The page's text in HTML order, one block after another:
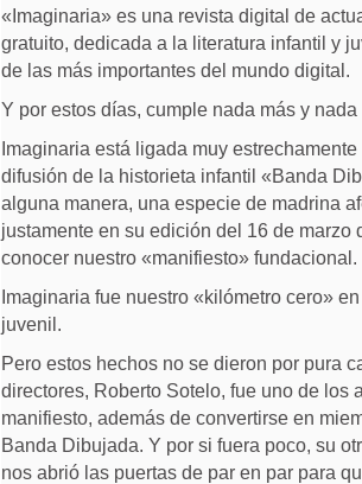
«Imaginaria» es una revista digital de
gratuito, dedicada a la literatura infantil y
de las más importantes del mundo digital.
Y por estos días, cumple nada más y nada
Imaginaria está ligada muy
difusión de la historieta infantil «Banda
alguna manera, una especie de madrina
justamente en su edición del 16 de marzo
conocer nuestro «manifiesto» fundacional.
Imaginaria fue nuestro «kilómetro cero»
juvenil.
Pero estos hechos no se dieron por pura
directores, Roberto Sotelo, fue uno de los
manifiesto, además de convertirse en
Banda Dibujada. Y por si fuera poco, su
nos abrió las puertas de par en par para